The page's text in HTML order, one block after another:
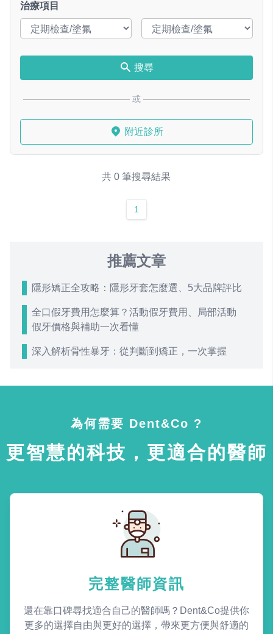
治療項目
搜尋
或
附近診所
共 0 筆搜尋結果
1
推薦文章
隱形矯正全攻略：隱形牙套怎麼選、5大品牌評比
全口假牙費用怎麼算？活動假牙費用、局部活動
假牙價格與補助一次看懂
深入解析骨性暴牙：從判斷到矯正，一次掌握
為何需要 Dent&Co ?
更智慧的科技，更適合的醫師
完整醫師資訊
還在靠口碑尋找適合自己的醫師嗎？Dent&Co提供你
更多的選擇自由與更好的選擇，帶來更方便與舒適的